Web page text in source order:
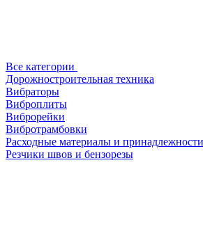
Все категории
Дорожностроительная техника
Вибраторы
Виброплиты
Виброрейки
Вибротрамбовки
Расходные материалы и принадлежности
Резчики швов и бензорезы